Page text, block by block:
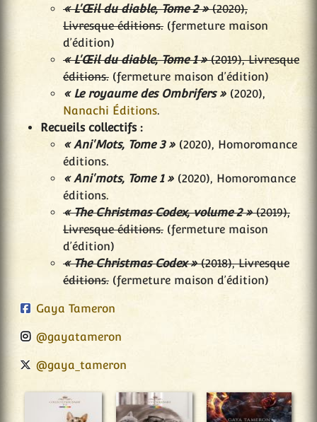
« L'Œil du diable, Tome 2 »(2020),
Livresque éditions. (fermeture maison
d’édition)
« L'Œil du diable, Tome 1 »(2019), Livresque
éditions. (fermeture maison d’édition)
« Le royaume des Ombrifers » (2020),
Nanachi Éditions.
Recueils collectifs :
« Ani'Mots, Tome 3 » (2020), Homoromance
éditions.
« Ani'mots, Tome 1 » (2020), Homoromance
éditions.
« The Christmas Codex, volume 2 »(2019),
Livresque éditions. (fermeture maison
d’édition)
« The Christmas Codex »(2018), Livresque
éditions. (fermeture maison d’édition)
Gaya Tameron
@gayatameron
@gaya_tameron